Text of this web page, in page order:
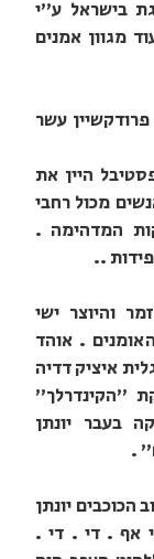
בישראל ע"י
מגוון אמנים
עשר
היין את
מכול רחבי
המדהימה .
..
עם הזמר והיוצר ישי
. אוהד
איציק דדיה
"הקינדרלך"
בעבר יונתן
.
הכוכבים יונתן
אף . די . די .